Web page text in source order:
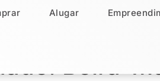
Alugar
Alugar
Beira-